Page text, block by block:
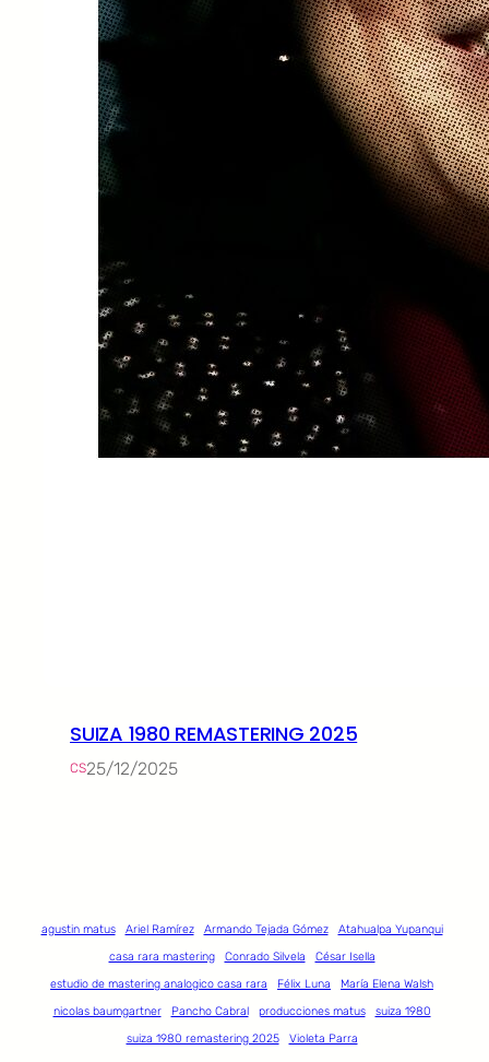
SUIZA 1980 REMASTERING 2025
CS25/12/2025
agustin matus Ariel Ramírez Armando Tejada Gómez
Atahualpa Yupanqui
casa rara mastering
Conrado Silvela
César Isella
estudio de mastering analogico casa rara
Félix Luna
María Elena Walsh
nicolas baumgartner
Pancho Cabral producciones matus
suiza 1980
suiza 1980 remastering 2025
Violeta Parra